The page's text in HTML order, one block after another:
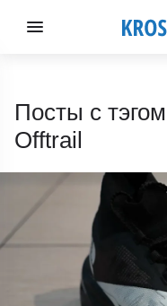
Посты с
Offtrail